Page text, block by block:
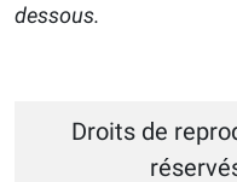
dessous.
Droits de